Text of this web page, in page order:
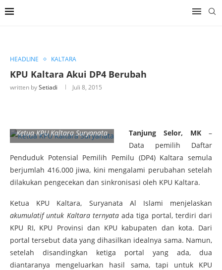
HEADLINE KALTARA
KPU Kaltara Akui DP4 Berubah
written bySetiadi Juli 8, 2015
Ketua KPU Kaltara Suryanata Tanjung Selor, MK –
Data pemilih Daftar
Penduduk Potensial Pemilih Pemilu (DP4) Kaltara semula
berjumlah 416.000 jiwa, kini mengalami perubahan setelah
dilakukan pengecekan dan sinkronisasi oleh KPU Kaltara.
Ketua KPU Kaltara, Suryanata Al Islami menjelaskan
akumulatif untuk Kaltara ternyata ada tiga portal, terdiri dari
KPU RI, KPU Provinsi dan KPU kabupaten dan kota. Dari
portal tersebut data yang dihasilkan idealnya sama. Namun,
setelah disandingkan ketiga portal yang ada, dua
diantaranya mengeluarkan hasil sama, tapi untuk KPU